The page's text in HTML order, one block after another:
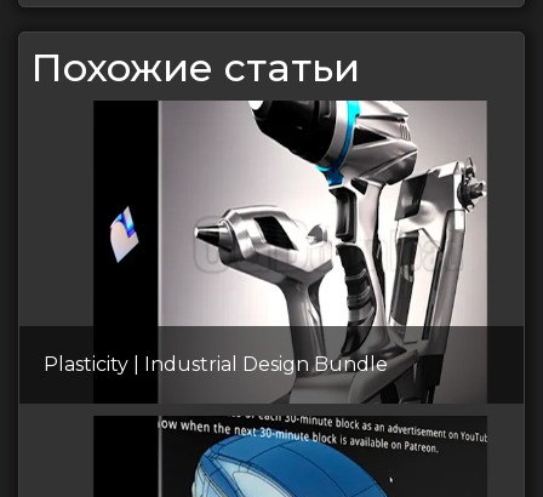
Похожие статьи
Plasticity | Industrial Design Bundle